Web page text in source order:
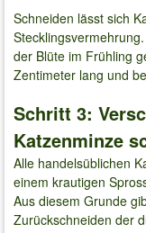
Schneiden lässt sich
der Blüte im Frühling
Zentimeter lang und
Schritt 3:
Katzenminze
Alle handelsüblichen
einem krautigen
Aus diesem Grunde
Zurückschneiden der